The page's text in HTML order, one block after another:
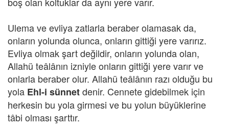
Ulema ve evliya zatlarla beraber olamasak da,
onların yolunda olunca, onların gittiği yere varırız.
Evliya olmak şart değildir, onların yolunda olan,
Allahü teâlânın izniyle onların gittiği yere varır ve
onlarla beraber olur. Allahü teâlânın razı olduğu bu
yola Ehl-i sünnetdenir. Cennete gidebilmek için
herkesin bu yola girmesi ve bu yolun büyüklerine
tâbi olması şarttır.